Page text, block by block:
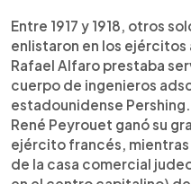
Entre 1917 y 1918, otros
enlistaron en los ejércitos
Rafael Alfaro prestaba
cuerpo de ingenieros
estadounidense
René Peyrouet ganó su
ejército francés,
de la casa comercial